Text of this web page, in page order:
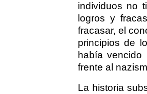
individuos no
logros y
fracasar, el
principios de
había
frente al
La historia